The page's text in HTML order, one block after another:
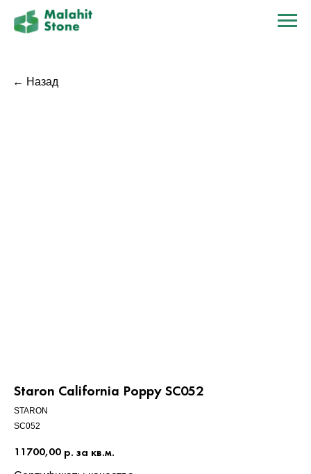
← Назад
Staron California Poppy SC052
STARON
SC052
11700,00 р. за кв.м.